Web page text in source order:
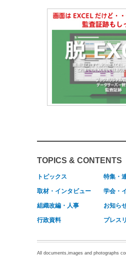
TOPICS & CONTENTS
トピックス 特集・
取材・インタビュー 学会・
組織改編・人事 お知ら
行政資料 プレス
All documents,images and photographs